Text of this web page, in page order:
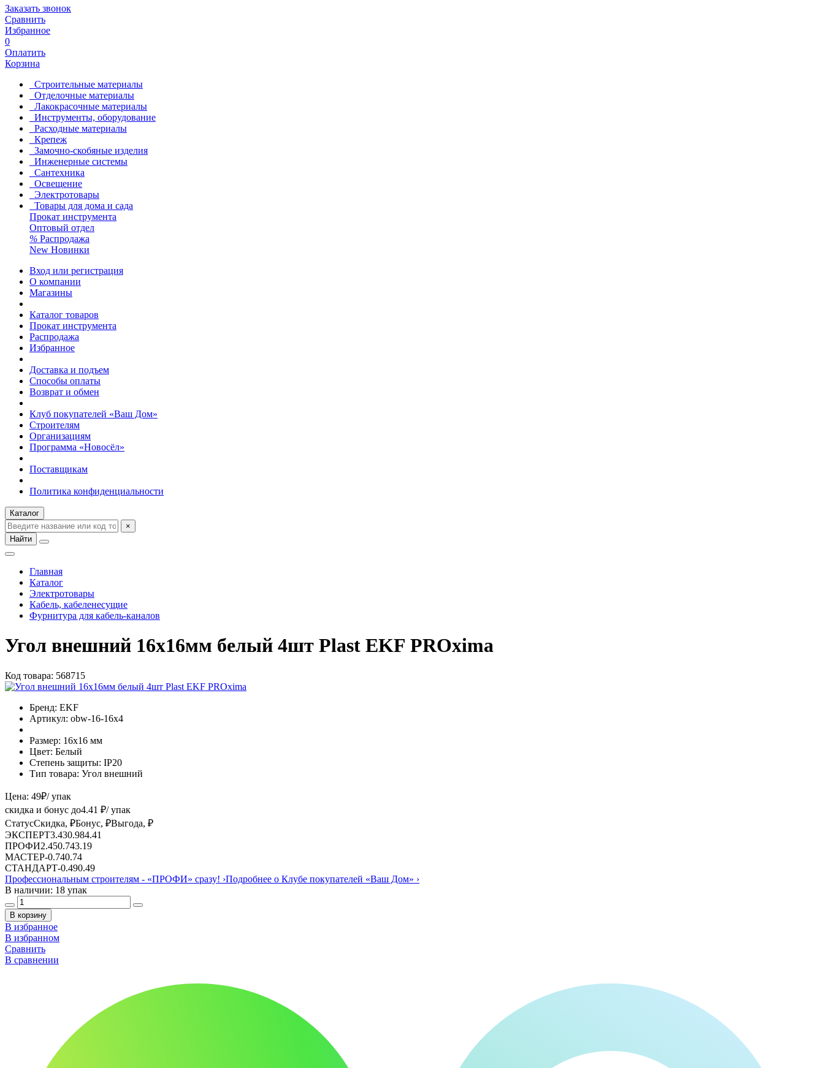
Заказать звонок
Сравнить
Избранное
0
Оплатить
Корзина
Строительные материалы
Отделочные материалы
Лакокрасочные материалы
Инструменты, оборудование
Расходные материалы
Крепеж
Замочно-скобяные изделия
Инженерные системы
Сантехника
Освещение
Электротовары
Товары для дома и сада
Прокат инструмента
Оптовый отдел
% Распродажа
New Новинки
Вход или регистрация
О компании
Магазины
Каталог товаров
Прокат инструмента
Распродажа
Избранное
Доставка и подъем
Способы оплаты
Возврат и обмен
Клуб покупателей «Ваш Дом»
Строителям
Организациям
Программа «Новосёл»
Поставщикам
Политика конфиденциальности
Каталог
×
Найти
Главная
Каталог
Электротовары
Кабель, кабеленесущие
Фурнитура для кабель-каналов
Угол внешний 16х16мм белый 4шт Plast EKF PROxima
Код товара: 568715
Бренд: EKF
Артикул: obw-16-16x4
Размер: 16х16 мм
Цвет: Белый
Степень защиты: IP20
Тип товара: Угол внешний
Цена: 49₽/ упак
скидка и бонус до4.41 ₽/ упак
СтатусСкидка, ₽Бонус, ₽Выгода, ₽
ЭКСПЕРТ3.430.984.41
ПРОФИ2.450.743.19
МАСТЕР-0.740.74
СТАНДАРТ-0.490.49
Профессиональным строителям - «ПРОФИ» сразу! ›Подробнее о Клубе покупателей «Ваш Дом» ›
В наличии: 18 упак
В корзину
В избранное
В избранном
Сравнить
В сравнении